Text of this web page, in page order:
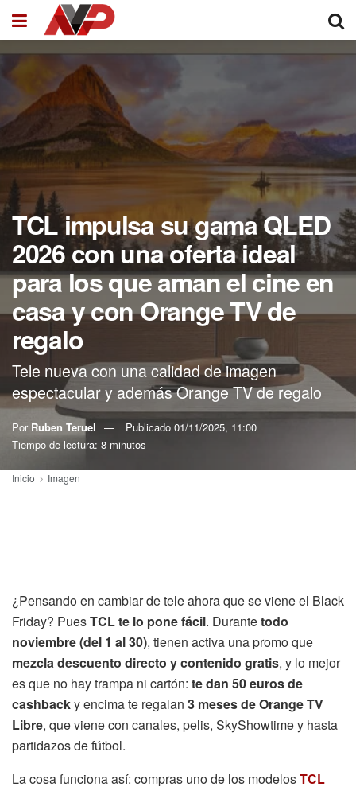
TCL impulsa su gama QLED
2026 con una oferta ideal
para los que aman el cine en
casa y con Orange TV de
regalo
Tele nueva con una calidad de imagen
espectacular y además Orange TV de regalo
Por Ruben Teruel Publicado 01/11/2025, 11:00
Tiempo de lectura: 8 minutos
Inicio Imagen
¿Pensando en cambiar de tele ahora que se viene el Black
Friday? PuesTCL te lo pone fácil. Durantetodo
noviembre (del 1 al 30), tienen activa una promo que
mezcla descuento directo y contenido gratis, y lo mejor
es que no hay trampa ni cartón: te dan 50 euros de
cashbacky encima te regalan 3 meses de Orange TV
Libre, que viene con canales, pelis, SkyShowtime y hasta
partidazos de fútbol.
La cosa funciona así: compras uno de los modelosTCL